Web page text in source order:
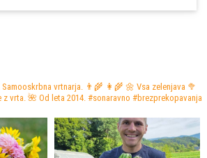
Samooskrbna vrtnarja. 👨‍🌾 👩‍🌾 🌼 Vsa zelenjava 🥦
vrta. 🌺 Od leta 2014. #sonaravno #brezprekopavanja